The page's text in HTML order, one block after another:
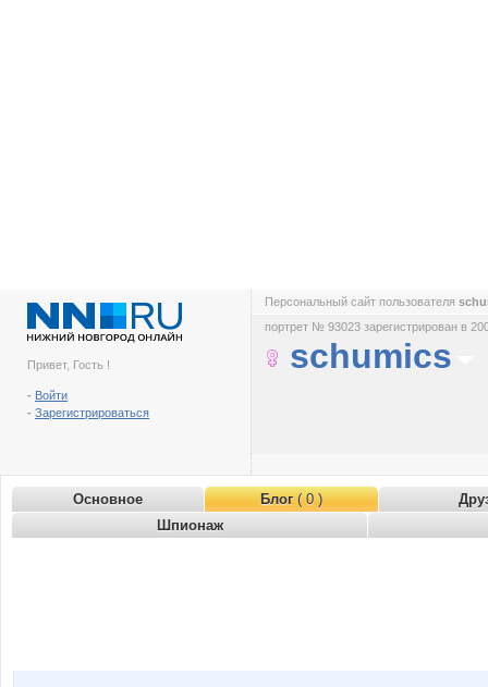
Привет, Гость !
- Войти
- Зарегистрироваться
Персональный сайт пользователя
портрет № 93023 зарегистрирован в
schumics
Основное Блог( 0 )
Шпионаж